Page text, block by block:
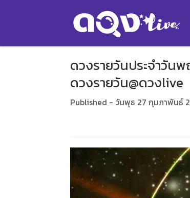
ดวงรายวันประจำวัน
ดวงรายวัน@ดวงlive
Published - วันพุธ 27 กุมภาพันธ์